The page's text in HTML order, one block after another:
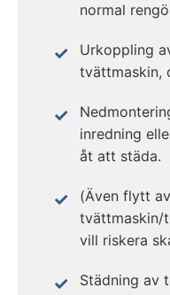
normal
Urkoppling
tvättmaskin,
inredning
åt att städa.
(Även flytt
tvättmaskin/
vill riskera
Städning av